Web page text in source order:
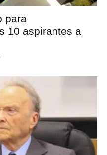
para
10 aspirantes a